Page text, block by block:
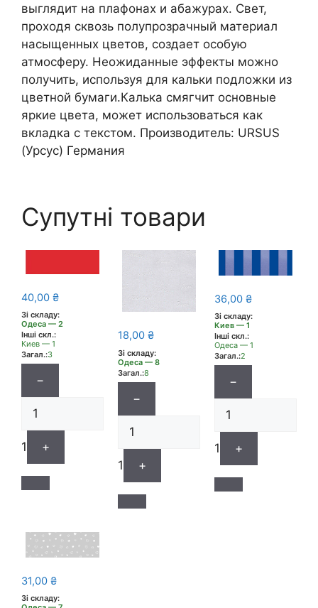
выглядит на плафонах и абажурах. Свет,
проходя сквозь полупрозрачный материал
насыщенных цветов, создает особую
атмосферу. Неожиданные эффекты можно
получить, используя для кальки подложки из
цветной бумаги.Калька смягчит основные
яркие цвета, может использоваться как
вкладка с текстом. Производитель: URSUS
(Урсус) Германия
Супутні товари
40,00 ₴
Зі складу:
Одеса — 2
Інші скл.:
Киев — 1
Загал.:3
−
1 +
18,00 ₴
Зі складу:
Одеса — 8
Загал.:8
−
1 +
36,00 ₴
Зі складу:
Киев — 1
Інші скл.:
Одеса — 1
Загал.:2
−
1 +
31,00 ₴
Зі складу: